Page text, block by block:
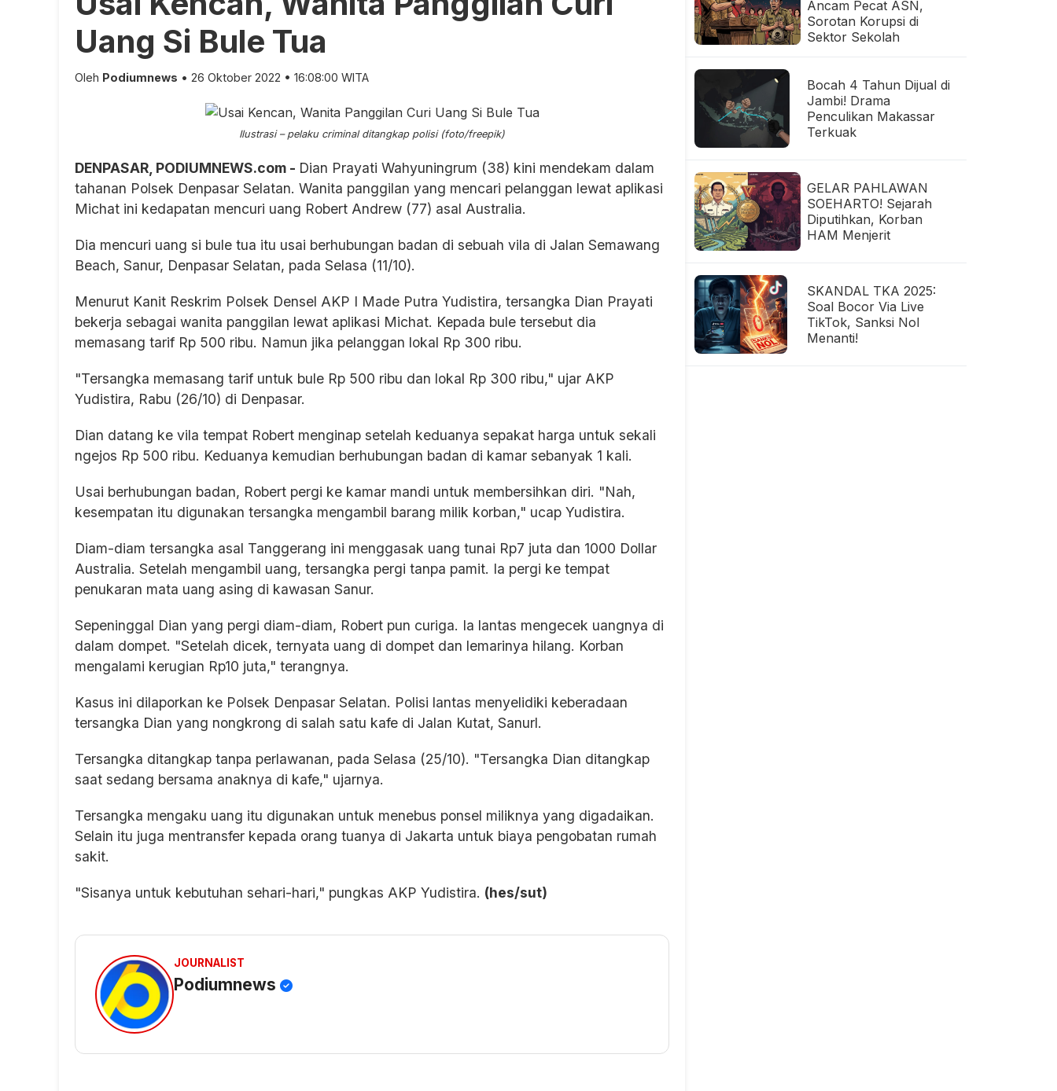
Uang Si Bule Tua
Oleh Podiumnews • 26 Oktober 2022 • 16:08:00 WITA
Ilustrasi – pelaku criminal ditangkap polisi (foto/freepik)
DENPASAR, PODIUMNEWS.com - Dian Prayati Wahyuningrum (38) kini mendekam dalam
tahanan Polsek Denpasar Selatan. Wanita panggilan yang mencari pelanggan lewat aplikasi
Michat ini kedapatan mencuri uang Robert Andrew (77) asal Australia.
Dia mencuri uang si bule tua itu usai berhubungan badan di sebuah vila di Jalan Semawang
Beach, Sanur, Denpasar Selatan, pada Selasa (11/10).
Menurut Kanit Reskrim Polsek Densel AKP I Made Putra Yudistira, tersangka Dian Prayati
bekerja sebagai wanita panggilan lewat aplikasi Michat. Kepada bule tersebut dia
memasang tarif Rp 500 ribu. Namun jika pelanggan lokal Rp 300 ribu.
"Tersangka memasang tarif untuk bule Rp 500 ribu dan lokal Rp 300 ribu," ujar AKP
Yudistira, Rabu (26/10) di Denpasar.
Dian datang ke vila tempat Robert menginap setelah keduanya sepakat harga untuk sekali
ngejos Rp 500 ribu. Keduanya kemudian berhubungan badan di kamar sebanyak 1 kali.
Usai berhubungan badan, Robert pergi ke kamar mandi untuk membersihkan diri. "Nah,
kesempatan itu digunakan tersangka mengambil barang milik korban," ucap Yudistira.
Diam-diam tersangka asal Tanggerang ini menggasak uang tunai Rp7 juta dan 1000 Dollar
Australia. Setelah mengambil uang, tersangka pergi tanpa pamit. Ia pergi ke tempat
penukaran mata uang asing di kawasan Sanur.
Sepeninggal Dian yang pergi diam-diam, Robert pun curiga. Ia lantas mengecek uangnya di
dalam dompet. "Setelah dicek, ternyata uang di dompet dan lemarinya hilang. Korban
mengalami kerugian Rp10 juta," terangnya.
Kasus ini dilaporkan ke Polsek Denpasar Selatan. Polisi lantas menyelidiki keberadaan
tersangka Dian yang nongkrong di salah satu kafe di Jalan Kutat, Sanurl.
Tersangka ditangkap tanpa perlawanan, pada Selasa (25/10). "Tersangka Dian ditangkap
saat sedang bersama anaknya di kafe," ujarnya.
Tersangka mengaku uang itu digunakan untuk menebus ponsel miliknya yang digadaikan.
Selain itu juga mentransfer kepada orang tuanya di Jakarta untuk biaya pengobatan rumah
sakit.
"Sisanya untuk kebutuhan sehari-hari," pungkas AKP Yudistira. (hes/sut)
JOURNALIST
Podiumnews
Ancam Pecat ASN,
Sorotan Korupsi di
Sektor Sekolah
Bocah 4 Tahun Dijual di
Jambi! Drama
Penculikan Makassar
Terkuak
GELAR PAHLAWAN
SOEHARTO! Sejarah
Diputihkan, Korban
HAM Menjerit
SKANDAL TKA 2025:
Soal Bocor Via Live
TikTok, Sanksi Nol
Menanti!